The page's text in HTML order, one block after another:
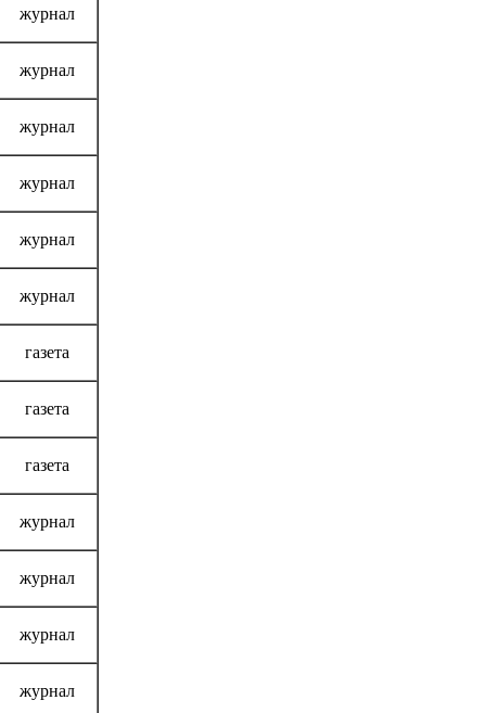
журнал
журнал
журнал
журнал
журнал
журнал
газета
газета
газета
журнал
журнал
журнал
журнал